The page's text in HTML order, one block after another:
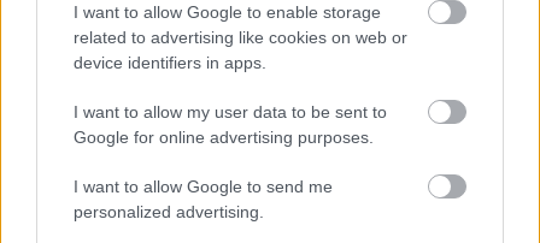
I want to allow Google to enable storage
related to advertising like cookies on web or
device identifiers in apps.
I want to allow my user data to be sent to
Google for online advertising purposes.
I want to allow Google to send me
personalized advertising.
In tegenstelling tot de voorgaande SHA-families
(SHA-1 en SHA-2), die je zou kunnen vergelijken met
een blender, werkt SHA-3 meer als een spons.
De procedure om op deze manier een hash te
berekenen kan worden onderverdeeld in drie